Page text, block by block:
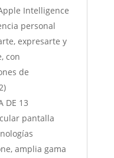
Intelligence
personal
expresarte y
con
de
DE 13
pantalla
amplia gama